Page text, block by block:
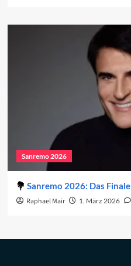
Sanremo 2026
Sanremo 2026: Das Finale
Raphael Mair 1. März 2026